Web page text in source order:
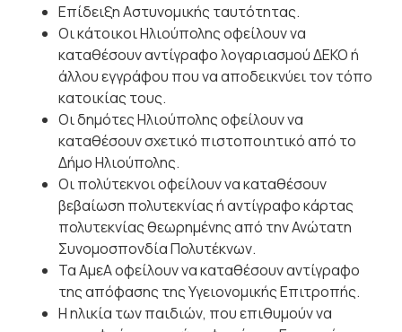
Επίδειξη Αστυνομικής ταυτότητας.
Οι κάτοικοι Ηλιούπολης οφείλουν να
καταθέσουν αντίγραφο λογαριασμού ΔΕΚΟ ή
άλλου εγγράφου που να αποδεικνύει τον τόπο
κατοικίας τους.
Οι δημότες Ηλιούπολης οφείλουν να
καταθέσουν σχετικό πιστοποιητικό από το
Δήμο Ηλιούπολης.
Οι πολύτεκνοι οφείλουν να καταθέσουν
βεβαίωση πολυτεκνίας ή αντίγραφο κάρτας
πολυτεκνίας θεωρημένης από την Ανώτατη
Συνομοσπονδία Πολυτέκνων.
Τα ΑμεΑ οφείλουν να καταθέσουν αντίγραφο
της απόφασης της Υγειονομικής Επιτροπής.
Η ηλικία των παιδιών, που επιθυμούν να